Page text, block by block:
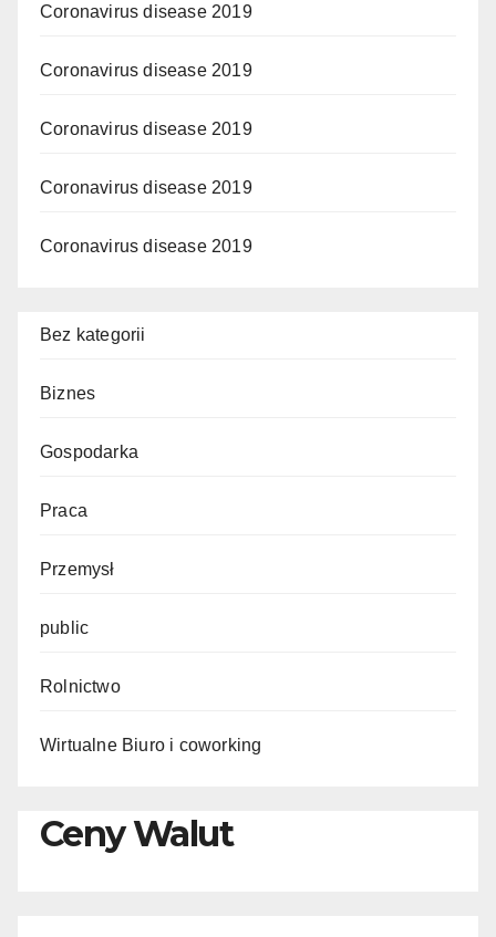
Coronavirus disease 2019
Coronavirus disease 2019
Coronavirus disease 2019
Coronavirus disease 2019
Coronavirus disease 2019
Bez kategorii
Biznes
Gospodarka
Praca
Przemysł
public
Rolnictwo
Wirtualne Biuro i coworking
Ceny Walut